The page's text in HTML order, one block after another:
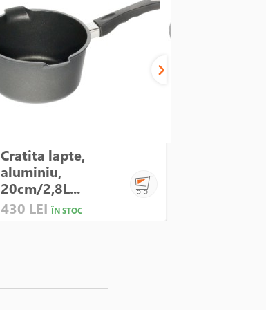
Cratita lapte,
aluminiu,
20cm/2,8L...
430 LEI ÎN STOC